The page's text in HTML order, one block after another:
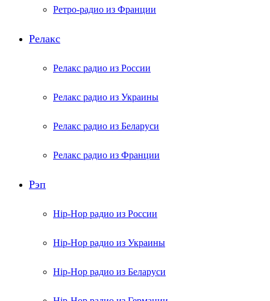
Ретро-радио из Франции
Релакс
Релакс радио из России
Релакс радио из Украины
Релакс радио из Беларуси
Релакс радио из Франции
Рэп
Hip-Hop радио из России
Hip-Hop радио из Украины
Hip-Hop радио из Беларуси